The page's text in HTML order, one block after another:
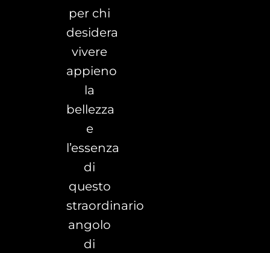
per chi
desidera
vivere
appieno
la
bellezza
e
l’essenza
di
questo
straordinario
angolo
di